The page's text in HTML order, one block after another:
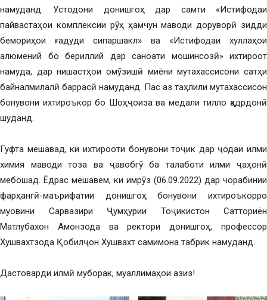
намуданд. Устодони донишгоҳ дар самти «Истифодаи
пайвастаҳои комплексии рӯҳ ҳамчун маводи доруворӣ зидди
бемориҳои ғадуди сипаршакл» ва «Истифодаи хуллаҳои
алюмений бо бериллий дар саноати мошинсозӣ» ихтироот
намуда, дар нишастҳои омӯзишӣ миёни мутахассисони сатҳи
байналмилалӣ баррасӣ намуданд. Пас аз таҳлили мутахассисон
бонувони ихтироъкор бо Шоҳҷоиза ва медали тилло қадрдонӣ
шуданд.
Гуфта мешавад, ки ихтирооти бонувони тоҷик дар ҷодаи илми
химия маводи тоза ва ҷавобгӯ ба талаботи илми ҷаҳонӣ
мебошад. Ёдрас мешавем, ки имрӯз (06.09.2022) дар чорабинии
фарҳангӣ-маърифатии донишгоҳ бонувони ихтироъкорро
муовини Сарвазири Ҷумҳурии Тоҷикистон Сатториён
Матлубахон Амонзода ва ректори донишгоҳ, профессор
Хушвахтзода Қобилҷон Хушвахт самимона табрик намуданд.
Дастоварди илмӣ муборак, муаллимаҳои азиз!